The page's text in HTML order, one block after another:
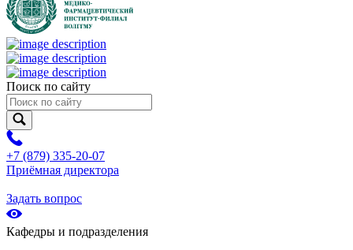
Поиск по сайту
+7 (879) 335-20-07
Приёмная директора
Задать вопрос
Кафедры и подразделения